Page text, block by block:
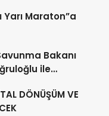
Yarı Maraton”a
Bakanı
ile
DÖNÜŞÜM VE